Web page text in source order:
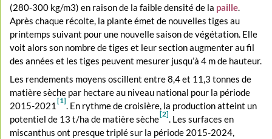
(280-300 kg/m3) en raison de la faible densité de la paille.
Après chaque récolte, la plante émet de nouvelles tiges au
printemps suivant pour une nouvelle saison de végétation. Elle
voit alors son nombre de tiges et leur section augmenter au fil
des années et les tiges peuvent mesurer jusqu’à 4 m de hauteur.
Les rendements moyens oscillent entre 8,4 et 11,3 tonnes de
matière sèche par hectare au niveau national pour la période
2015-2021 [1] . En rythme de croisière, la production atteint un
potentiel de 13 t/ha de matière sèche[2] . Les surfaces en
miscanthus ont presque triplé sur la période 2015-2024,